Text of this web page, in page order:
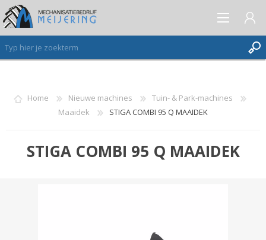
AANMELDEN ALS NIEUWE KLANT
INLOGGEN
Home Nieuwe machines
Tuin- & Park-machines
Maaidek
STIGA COMBI 95 Q MAAIDEK
STIGA COMBI 95 Q MAAIDEK